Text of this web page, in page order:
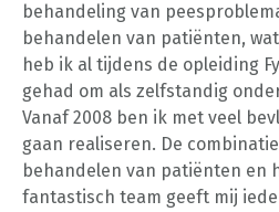
behandeling van
behandelen van patiënten,
heb ik al tijdens de opleiding
gehad om als zelfstandig
Vanaf 2008 ben ik met veel
gaan realiseren. De
behandelen van patiënten en
fantastisch team geeft mij